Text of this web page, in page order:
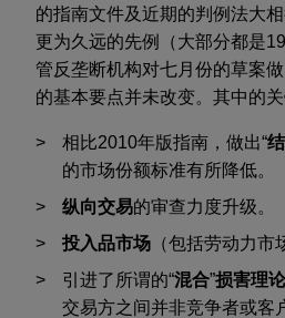
的指南文件及近期的判例法大
更为久远的先例（大部分都是
管反垄断机构对七月份的草案
的基本要点并未改变。其中的关
相比2010年版指南，做出“
的市场份额标准有所降低。
纵向交易的审查力度升级。
投入品市场 （包括劳动力市
引进了所谓的“混合”损害理论
交易方之间并非竞争者或客